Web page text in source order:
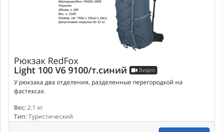
Рюкзак RedFox
Light 100 V6 9100/т.синий Видео
У рюкзака два отделения, разделенные перегородкой на
фастексах.
Вес:2.1 кг
Тип:Туристический